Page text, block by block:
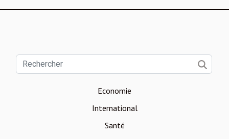
Economie
International
Santé